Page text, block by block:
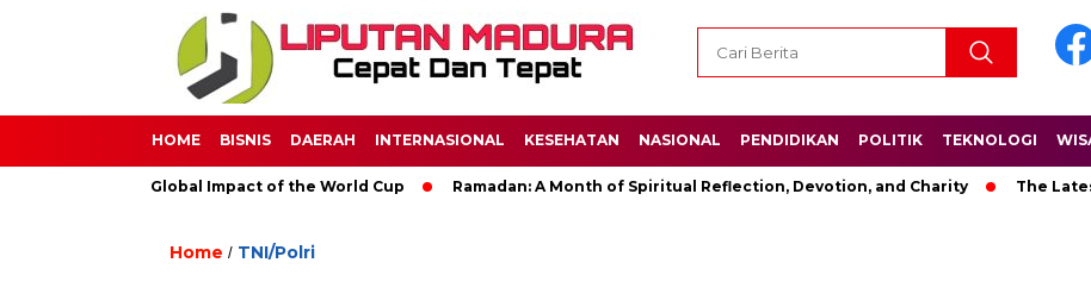
HOME BISNIS DAERAH INTERNASIONAL KESEHATAN NASIONAL PENDIDIKAN POLITIK TEKNOLOGI
The Global Impact of the World Cup Ramadan: A Month of Spiritual Reflection, Devotion, and Charity The Latest News
Home / TNI/Polri